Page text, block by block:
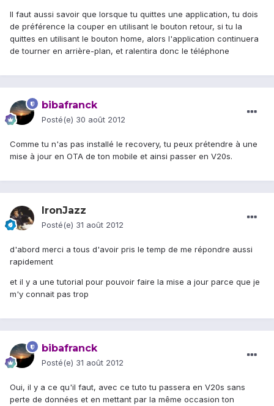
Il faut aussi savoir que lorsque tu quittes une application, tu dois
de préférence la couper en utilisant le bouton retour, si tu la
quittes en utilisant le bouton home, alors l'application continuera
de tourner en arrière-plan, et ralentira donc le téléphone
bibafranck
Posté(e) 30 août 2012
Comme tu n'as pas installé le recovery, tu peux prétendre à une
mise à jour en OTA de ton mobile et ainsi passer en V20s.
IronJazz
Posté(e) 31 août 2012
d'abord merci a tous d'avoir pris le temp de me répondre aussi
rapidement
et il y a une tutorial pour pouvoir faire la mise a jour parce que je
m'y connait pas trop
bibafranck
Posté(e) 31 août 2012
Oui, il y a ce qu'il faut, avec ce tuto tu passera en V20s sans
perte de données et en mettant par la même occasion ton